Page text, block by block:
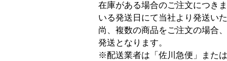
在庫がある場合のご注文につき
いる発送日にて当社より発送い
尚、複数の商品をご注文の場合
発送となります。
※配送業者は「佐川急便」また